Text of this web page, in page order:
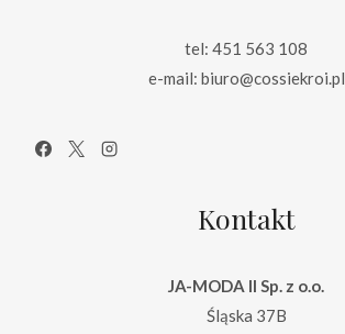
tel: 451 563 108
e-mail: biuro@cossiekroi.pl
Kontakt
JA-MODA II Sp. z o.o.
Śląska 37B